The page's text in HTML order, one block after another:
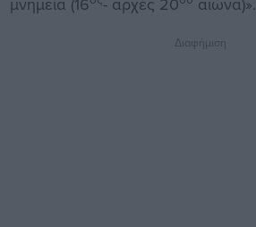
Διαφήμιση